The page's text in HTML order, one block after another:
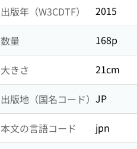
出版年（W3CDTF） 2015
数量 168p
大きさ 21cm
出版地（国名コード） JP
本文の言語コード jpn